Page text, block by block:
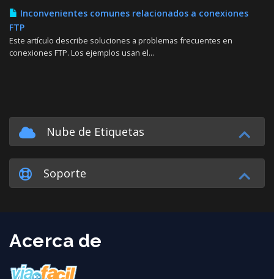
Inconvenientes comunes relacionados a conexiones
FTP
Este artículo describe soluciones a problemas frecuentes en
conexiones FTP. Los ejemplos usan el...
Nube de Etiquetas
Soporte
Acerca de